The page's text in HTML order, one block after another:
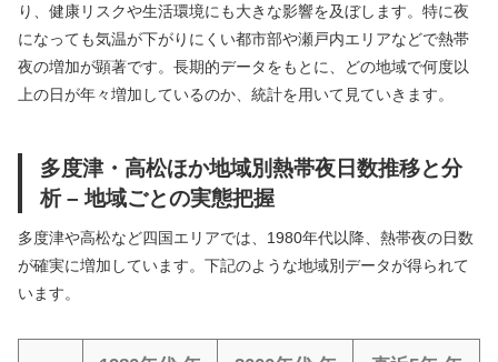
り、健康リスクや生活環境にも大きな影響を及ぼします。特に夜
になっても気温が下がりにくい都市部や瀬戸内エリアなどで熱帯
夜の増加が顕著です。長期的データをもとに、どの地域で何度以
上の日が年々増加しているのか、統計を用いて見ていきます。
多度津・高松ほか地域別熱帯夜日数推移と分
析 – 地域ごとの実態把握
多度津や高松など四国エリアでは、1980年代以降、熱帯夜の日数
が確実に増加しています。下記のような地域別データが得られて
います。